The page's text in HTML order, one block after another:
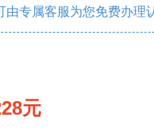
由专属客服为您免费办理
元